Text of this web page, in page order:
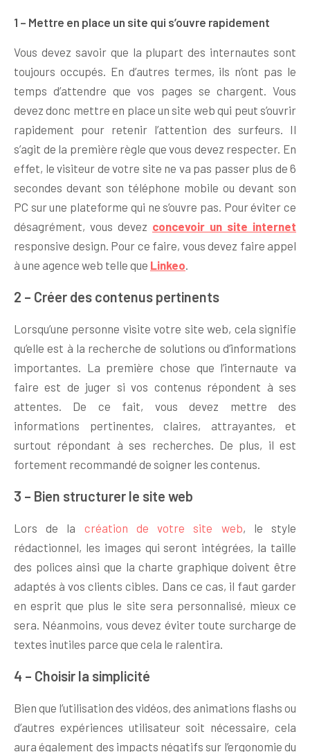
1 – Mettre en place un site qui s’ouvre rapidement
Vous devez savoir que la plupart des internautes sont
toujours occupés. En d’autres termes, ils n’ont pas le
temps d’attendre que vos pages se chargent. Vous
devez donc mettre en place un site web qui peut s’ouvrir
rapidement pour retenir l’attention des surfeurs. Il
s’agit de la première règle que vous devez respecter. En
effet, le visiteur de votre site ne va pas passer plus de 6
secondes devant son téléphone mobile ou devant son
PC sur une plateforme qui ne s’ouvre pas. Pour éviter ce
désagrément, vous devez concevoir un site internet
responsive design. Pour ce faire, vous devez faire appel
à une agence web telle que Linkeo
2 – Créer des contenus pertinents
Lorsqu’une personne visite votre site web, cela signifie
qu’elle est à la recherche de solutions ou d’informations
importantes. La première chose que l’internaute va
faire est de juger si vos contenus répondent à ses
attentes. De ce fait, vous devez mettre des
informations pertinentes, claires, attrayantes, et
surtout répondant à ses recherches. De plus, il est
fortement recommandé de soigner les contenus.
3 – Bien structurer le site web
Lors de la création de votre site web, le style
rédactionnel, les images qui seront intégrées, la taille
des polices ainsi que la charte graphique doivent être
adaptés à vos clients cibles. Dans ce cas, il faut garder
en esprit que plus le site sera personnalisé, mieux ce
sera. Néanmoins, vous devez éviter toute surcharge de
textes inutiles parce que cela le ralentira.
4 – Choisir la simplicité
Bien que l’utilisation des vidéos, des animations flashs ou
d’autres expériences utilisateur soit nécessaire, cela
aura également des impacts négatifs sur l’ergonomie du